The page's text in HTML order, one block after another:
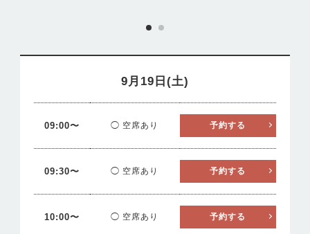
9月19日(土)
09:00〜 ◯ 空席あり 予約する
09:30〜 ◯ 空席あり 予約する
10:00〜 ◯ 空席あり 予約する